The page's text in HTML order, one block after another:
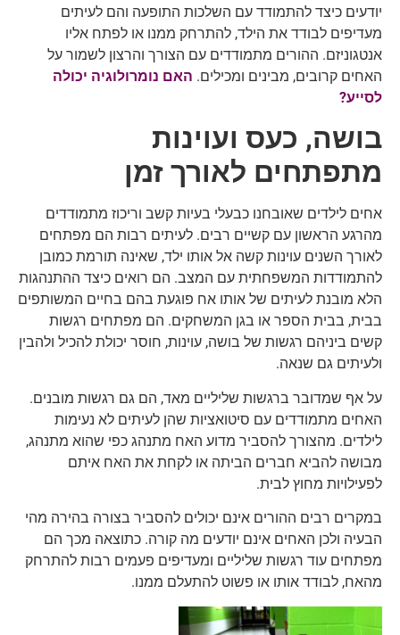
יודעים כיצד להתמודד עם השלכות התופעה והם לעיתים
מעדיפים לבודד את הילד, להתרחק ממנו או לפתח אליו
אנטגוניזם. ההורים מתמודדים עם הצורך והרצון לשמור על
האחים קרובים, מבינים ומכילים. האם נומרולוגיה יכולה
לסייע?
בושה, כעס ועוינות
מתפתחים לאורך זמן
אחים לילדים שאובחנו כבעלי בעיות קשב וריכוז מתמודדים
מהרגע הראשון עם קשיים רבים. לעיתים רבות הם מפתחים
לאורך השנים עוינות קשה אל אותו ילד, שאינה תורמת כמובן
להתמודדות המשפחתית עם המצב. הם רואים כיצד ההתנהגות
הלא מובנת לעיתים של אותו אח פוגעת בהם בחיים המשותפים
בבית, בבית הספר או בגן המשחקים. הם מפתחים רגשות
קשים ביניהם רגשות של בושה, עוינות, חוסר יכולת להכיל ולהבין
ולעיתים גם שנאה.
על אף שמדובר ברגשות שליליים מאד, הם גם רגשות מובנים.
האחים מתמודדים עם סיטואציות שהן לעיתים לא נעימות
לילדים. מהצורך להסביר מדוע האח מתנהג כפי שהוא מתנהג,
מבושה להביא חברים הביתה או לקחת את האח איתם
לפעילויות מחוץ לבית.
במקרים רבים ההורים אינם יכולים להסביר בצורה בהירה מהי
הבעיה ולכן האחים אינם יודעים מה קורה. כתוצאה מכך הם
מפתחים עוד רגשות שליליים ומעדיפים פעמים רבות להתרחק
מהאח, לבודד אותו או פשוט להתעלם ממנו.